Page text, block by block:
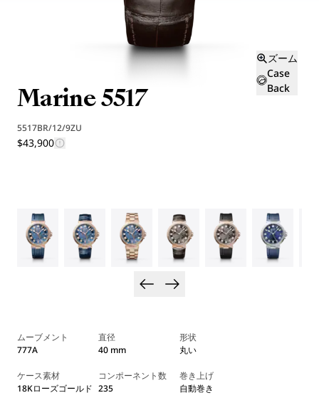
ズーム
Case
Back
Marine 5517
5517BR/12/9ZU
$43,900
ムーブメント
777A
直径
40 mm
形状
丸い
ケース素材
18Kローズゴールド
コンポーネント数
235
巻き上げ
自動巻き